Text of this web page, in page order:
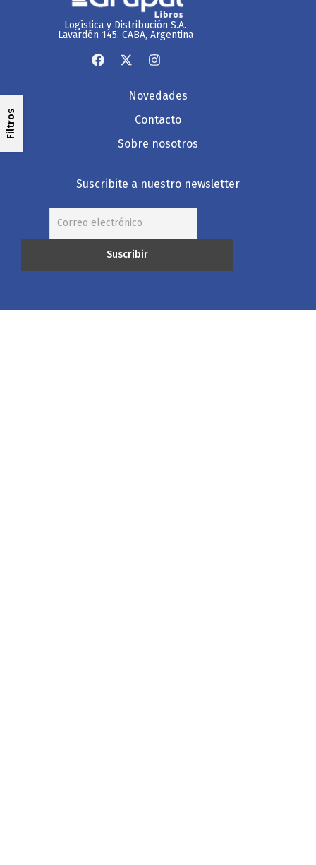
Filtros
Logística y Distribución S.A.
Lavardén 145. CABA, Argentina
Novedades
Contacto
Sobre nosotros
Suscribite a nuestro newsletter